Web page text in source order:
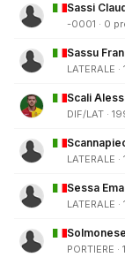
Sassi
-0001 · 0
Sassu
LATERALE
Scali
DIF/LAT ·
LATERALE
Sessa
LATERALE
PORTIERE